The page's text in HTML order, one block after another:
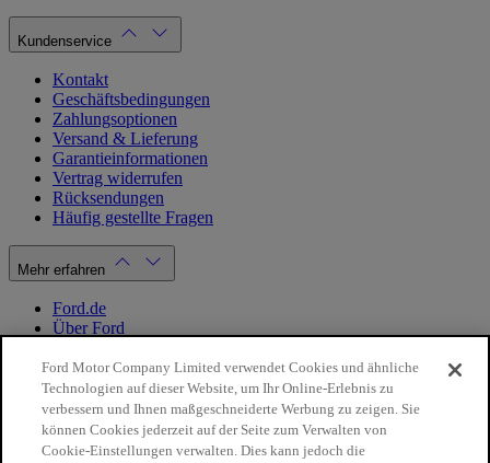
Kundenservice
Kontakt
Geschäftsbedingungen
Zahlungsoptionen
Versand & Lieferung
Garantieinformationen
Vertrag widerrufen
Rücksendungen
Häufig gestellte Fragen
Mehr erfahren
Ford.de
Über Ford
Datenschutzbestimmungen
Impressum
Mein Konto
Ford Motor Company Limited verwendet Cookies und ähnliche
Technologien auf dieser Website, um Ihr Online-Erlebnis zu
verbessern und Ihnen maßgeschneiderte Werbung zu zeigen. Sie
können Cookies jederzeit auf der Seite zum Verwalten von
Cookie-Einstellungen verwalten. Dies kann jedoch die